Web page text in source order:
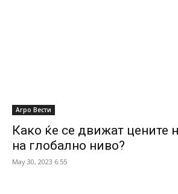
Агро Вести
Како ќе се движат цените
на глобално ниво?
May 30, 2023 6:55